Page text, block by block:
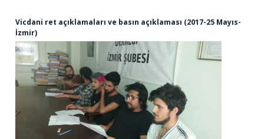
Vicdani ret açıklamaları ve basın açıklaması (2017-25 Mayıs-
İzmir)